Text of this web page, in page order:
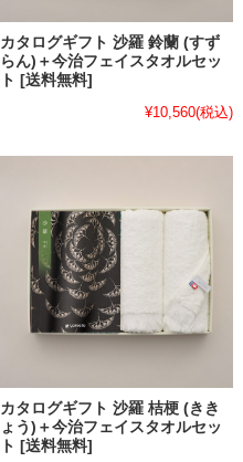
カタログギフト 沙羅 鈴蘭 (すず
らん)＋今治フェイスタオルセッ
ト [送料無料]
¥10,560(税込)
カタログギフト 沙羅 桔梗 (きき
ょう)＋今治フェイスタオルセッ
ト [送料無料]